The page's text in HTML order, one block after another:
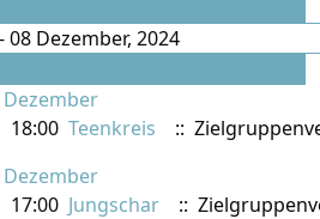
08 Dezember, 2024
Dezember
18:00 Teenkreis
::
Dezember
17:00 Jungschar
::